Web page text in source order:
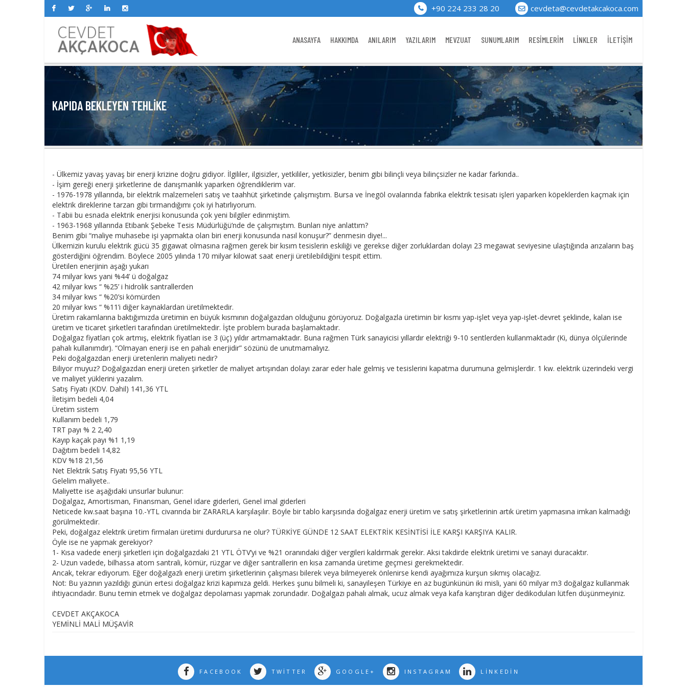
+90 224 233 28 20 cevdeta@cevdetakcakoca.com
ANASAYFA HAKKIMDA ANILARIM YAZILARIM MEVZUAT SUNUMLARIM RESİMLERİM LİNKLER İLETİŞİM
KAPIDA BEKLEYEN TEHLIKE
- Ülkemiz yavaş yavaş bir enerji krizine doğru gidiyor. İlgililer, ilgisizler, yetkililer, yetkisizler, benim gibi bilinçli veya bilinçsizler ne kadar farkında..
- İşim gereği enerji şirketlerine de danışmanlık yaparken öğrendiklerim var.
- 1976-1978 yıllarında, bir elektrik malzemeleri satış ve taahhüt şirketinde çalışmıştım. Bursa ve İnegöl ovalarında fabrika elektrik tesisatı işleri yaparken köpeklerden kaçmak için
elektrik direklerine tarzan gibi tırmandığımı çok iyi hatırlıyorum.
- Tabii bu esnada elektrik enerjisi konusunda çok yeni bilgiler edinmiştim.
- 1963-1968 yıllarında Etibank Şebeke Tesis Müdürlüğü’nde de çalışmıştım. Bunları niye anlattım?
Benim gibi “maliye muhasebe işi yapmakta olan biri enerji konusunda nasıl konuşur?” denmesin diye!...
Ülkemizin kurulu elektrik gücü 35 gigawat olmasına rağmen gerek bir kısım tesislerin eskiliği ve gerekse diğer zorluklardan dolayı 23 megawat seviyesine ulaştığında arızaların baş
gösterdiğini öğrendim. Böylece 2005 yılında 170 milyar kilowat saat enerji üretilebildiğini tespit ettim.
Üretilen enerjinin aşağı yukarı
74 milyar kws yani %44’ ü doğalgaz
42 milyar kws “ %25’ i hidrolik santrallerden
34 milyar kws “ %20’si kömürden
20 milyar kws “ %11’i diğer kaynaklardan üretilmektedir.
Üretim rakamlarına baktığımızda üretimin en büyük kısmının doğalgazdan olduğunu görüyoruz. Doğalgazla üretimin bir kısmı yap-işlet veya yap-işlet-devret şeklinde, kalan ise
üretim ve ticaret şirketleri tarafından üretilmektedir. İşte problem burada başlamaktadır.
Doğalgaz fiyatları çok artmış, elektrik fiyatları ise 3 (üç) yıldır artmamaktadır. Buna rağmen Türk sanayicisi yıllardır elektriği 9-10 sentlerden kullanmaktadır (Ki, dünya ölçülerinde
pahalı kullanımdır). “Olmayan enerji ise en pahalı enerjidir” sözünü de unutmamalıyız.
Peki doğalgazdan enerji üretenlerin maliyeti nedir?
Biliyor muyuz? Doğalgazdan enerji üreten şirketler de maliyet artışından dolayı zarar eder hale gelmiş ve tesislerini kapatma durumuna gelmişlerdir. 1 kw. elektrik üzerindeki vergi
ve maliyet yüklerini yazalım.
Satış Fiyatı (KDV. Dahil) 141,36 YTL
İletişim bedeli 4,04
Üretim sistem
Kullanım bedeli 1,79
TRT payı % 2 2,40
Kayıp kaçak payı %1 1,19
Dağıtım bedeli 14,82
KDV %18 21,56
Net Elektrik Satış Fiyatı 95,56 YTL
Gelelim maliyete..
Maliyette ise aşağıdaki unsurlar bulunur:
Doğalgaz, Amortisman, Finansman, Genel idare giderleri, Genel imal giderleri
Neticede kw.saat başına 10.-YTL civarında bir ZARARLA karşılaşılır. Böyle bir tablo karşısında doğalgaz enerji üretim ve satış şirketlerinin artık üretim yapmasına imkan kalmadığı
görülmektedir.
Peki, doğalgaz elektrik üretim firmaları üretimi durdurursa ne olur? TÜRKİYE GÜNDE 12 SAAT ELEKTRİK KESİNTİSİ İLE KARŞI KARŞIYA KALIR.
Öyle ise ne yapmak gerekiyor?
1- Kısa vadede enerji şirketleri için doğalgazdaki 21 YTL ÖTV’yi ve %21 oranındaki diğer vergileri kaldırmak gerekir. Aksi takdirde elektrik üretimi ve sanayi duracaktır.
2- Uzun vadede, bilhassa atom santrali, kömür, rüzgar ve diğer santrallerin en kısa zamanda üretime geçmesi gerekmektedir.
Ancak, tekrar ediyorum. Eğer doğalgazlı enerji üretim şirketlerinin çalışması bilerek veya bilmeyerek önlenirse kendi ayağımıza kurşun sıkmış olacağız.
Not: Bu yazının yazıldığı günün ertesi doğalgaz krizi kapımıza geldi. Herkes şunu bilmeli ki, sanayileşen Türkiye en az bugünkünün iki misli, yani 60 milyar m3 doğalgaz kullanmak
ihtiyacındadır. Bunu temin etmek ve doğalgaz depolaması yapmak zorundadır. Doğalgazı pahalı almak, ucuz almak veya kafa karıştıran diğer dedikoduları lütfen düşünmeyiniz.
CEVDET AKÇAKOCA
YEMİNLİ MALİ MÜŞAVİR
FACEBOOK TWITTER GOOGLE+ INSTAGRAM LINKEDIN